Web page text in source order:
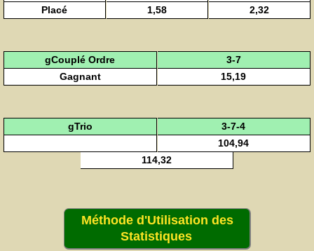
Placé
1,58 2,32
gCouplé Ordre
3-7
Gagnant
15,19
gTrio
3-7-4
104,94
114,32
Méthode d'Utilisation des
Statistiques